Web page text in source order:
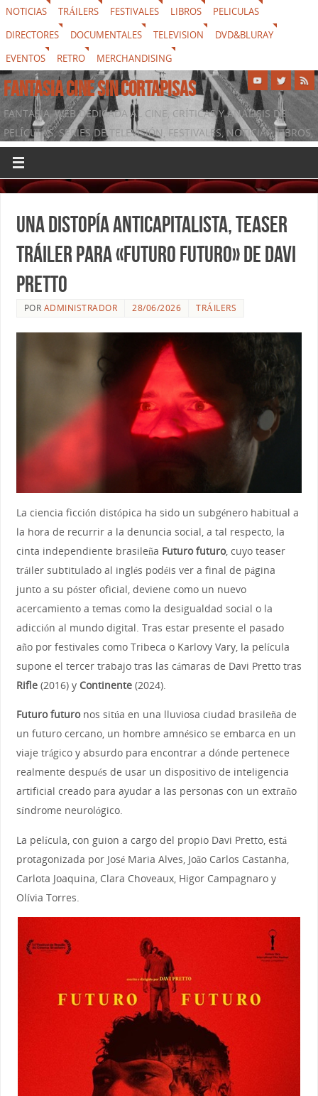
NOTICIAS TRÁILERS FESTIVALES LIBROS
PELICULAS
DIRECTORES
DOCUMENTALES TELEVISION
DVD&BLURAY
EVENTOS
RETRO MERCHANDISING
FANTASIA CINE SIN CORTAPISAS
FANTASIA, WEB DEDICADA AL CINE, CRÍTICAS Y ANÁLISIS DE
PELÍCULAS, SERIES DE TELEVISIÓN, FESTIVALES, NOTICIAS, LIBROS,
DVD & BLURAY, MERCHANDISING Y TODO LO QUE RODEA AL
SÉPTIMO ARTE
Una distopía anticapitalista, teaser
tráiler para «Futuro futuro» de Davi
Pretto
POR ADMINISTRADOR 28/06/2026 TRÁILERS
La ciencia ficción distópica ha sido un subgénero habitual a
la hora de recurrir a la denuncia social, a tal respecto, la
cinta independiente brasileña Futuro futuro, cuyo teaser
tráiler subtitulado al inglés podéis ver a final de página
junto a su póster oficial, deviene como un nuevo
acercamiento a temas como la desigualdad social o la
adicción al mundo digital. Tras estar presente el pasado
año por festivales como Tribeca o Karlovy Vary, la película
supone el tercer trabajo tras las cámaras de Davi Pretto tras
Rifle(2016) y Continente(2024).
Futuro futuronos sitúa en una lluviosa ciudad brasileña de
un futuro cercano, un hombre amnésico se embarca en un
viaje trágico y absurdo para encontrar a dónde pertenece
realmente después de usar un dispositivo de inteligencia
artificial creado para ayudar a las personas con un extraño
síndrome neurológico.
La película, con guion a cargo del propio Davi Pretto, está
protagonizada por José Maria Alves, João Carlos Castanha,
Carlota Joaquina, Clara Choveaux, Higor Campagnaro y
Olívia Torres.